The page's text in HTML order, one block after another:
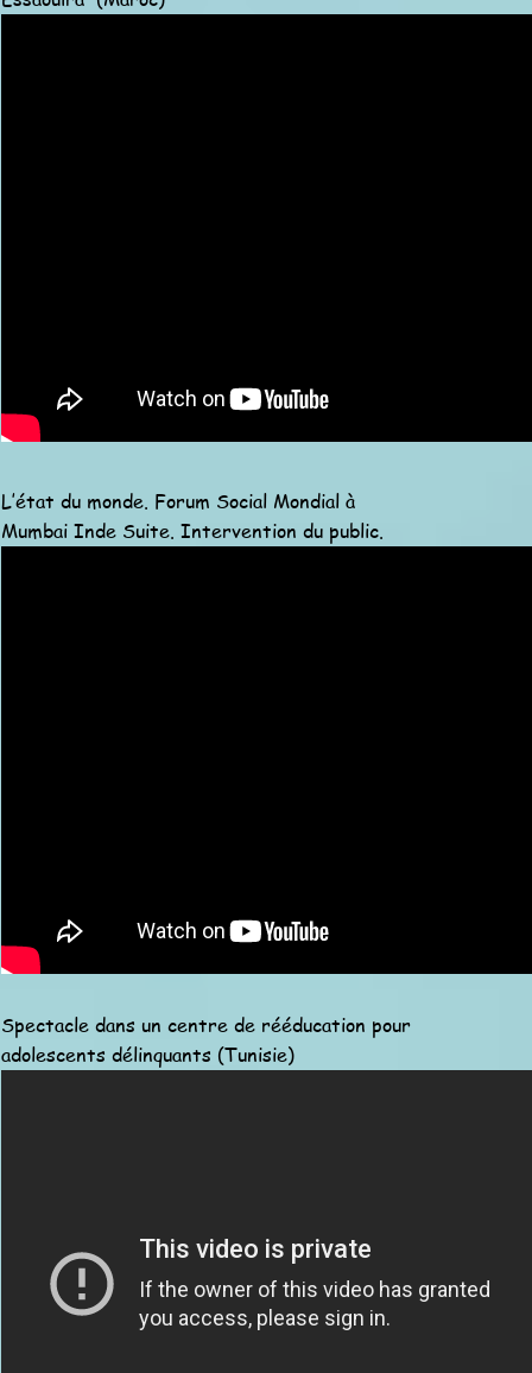
L’état du monde. Forum Social Mondial à
Mumbai Inde Suite. Intervention du public.
Spectacle dans un centre de rééducation pour
adolescents délinquants (Tunisie)